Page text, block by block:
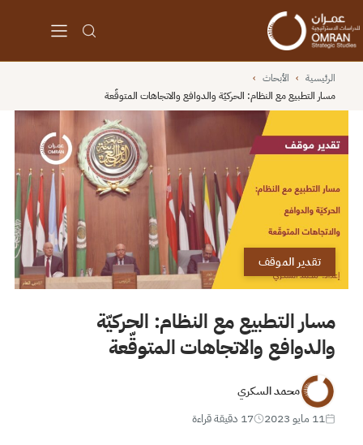
الرئيسية › الأبحاث ›
مسار التطبيع مع النظام: الحركيّة والدوافع والاتجاهات المتوقّعة
تقدير الموقف
مسار التطبيع مع النظام: الحركيّة
والدوافع والاتجاهات المتوقّعة
محمد السكري
11 مايو 2023
17 دقيقة قراءة